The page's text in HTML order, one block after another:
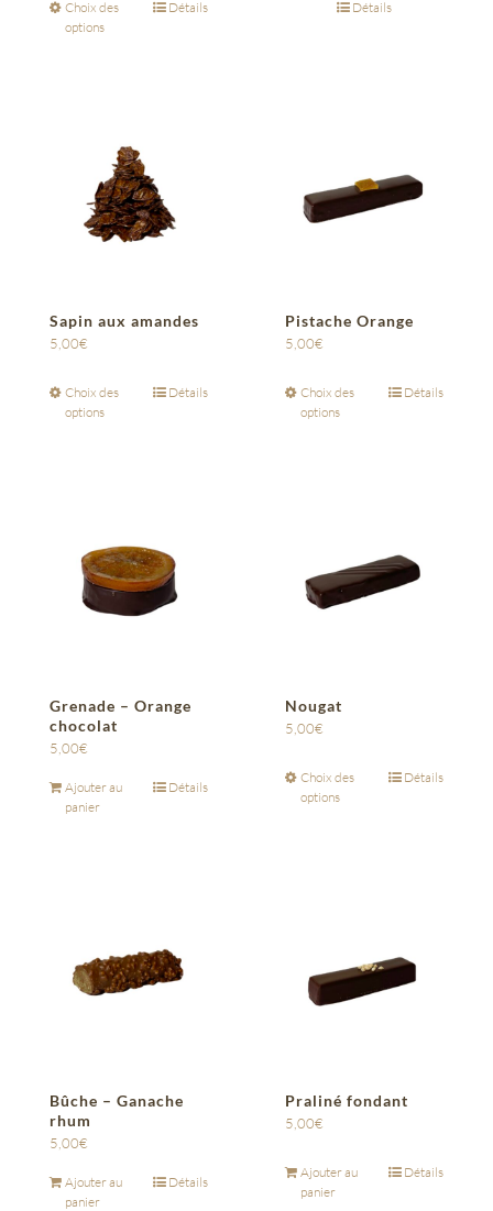
Choix des
options
Détails Détails
Sapin aux amandes
5,00€
Choix des
options
Détails
Pistache Orange
5,00€
Choix des
options
Détails
Grenade – Orange
chocolat
5,00€
Ajouter au
panier
Détails
Nougat
5,00€
Choix des
options
Détails
Bûche – Ganache
rhum
5,00€
Ajouter au
panier
Détails
Praliné fondant
5,00€
Ajouter au
panier
Détails